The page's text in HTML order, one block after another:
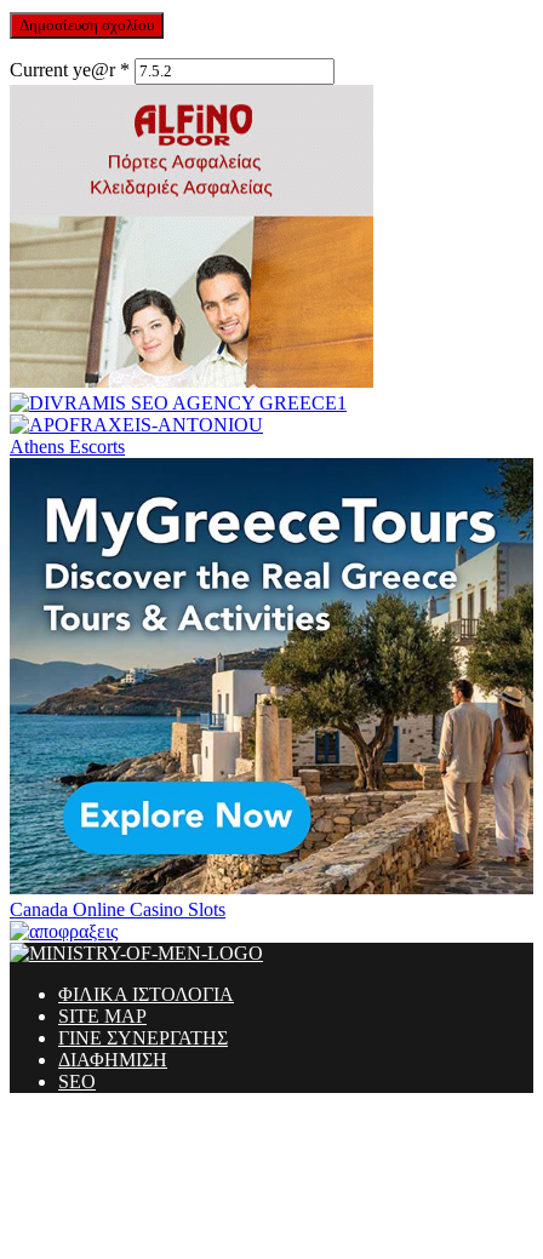
Current ye@r *
Athens Escorts
Canada Online Casino Slots
ΦΙΛΙΚΑ ΙΣΤΟΛΟΓΙΑ
SITE MAP
ΓΙΝΕ ΣΥΝΕΡΓΑΤΗΣ
ΔΙΑΦΗΜΙΣΗ
SEO